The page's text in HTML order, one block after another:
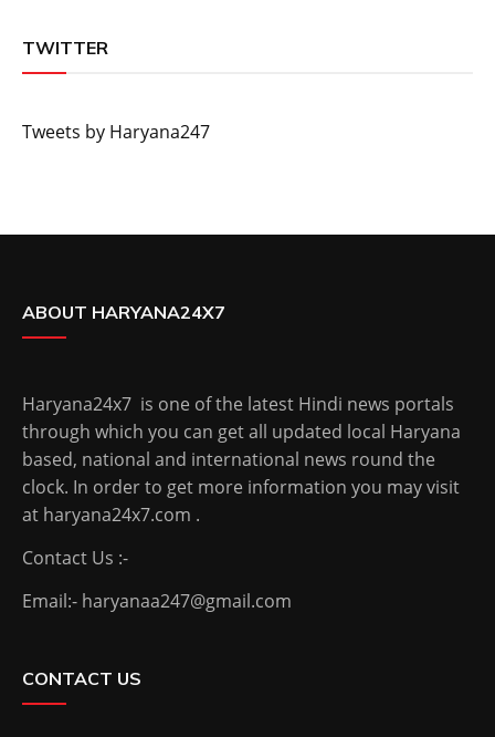
TWITTER
Tweets by Haryana247
ABOUT HARYANA24X7
Haryana24x7 is one of the latest Hindi news portals
through which you can get all updated local Haryana
based, national and international news round the
clock. In order to get more information you may visit
at haryana24x7.com .
Contact Us :-
Email:- haryanaa247@gmail.com
CONTACT US